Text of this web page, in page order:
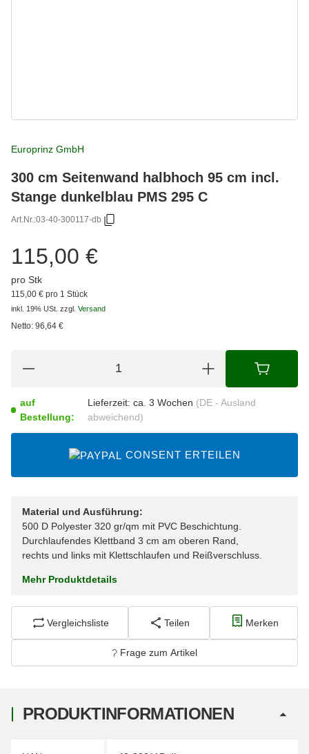
Europrinz GmbH
300 cm Seitenwand halbhoch 95 cm incl.
Stange dunkelblau PMS 295 C
Art.Nr.:03-40-300117-db
115,00 €
pro Stk
115,00 € pro 1 Stück
inkl. 19% USt. zzgl. Versand
Netto: 96,64 €
auf
Bestellung:
Lieferzeit: ca. 3 Wochen (DE - Ausland
abweichend)
CONSENT ERTEILEN
Material und Ausführung:
500 D Polyester 320 gr/qm mit PVC Beschichtung.
Durchlaufendes Klettband 3 cm am oberen Rand,
rechts und links mit Klettschlaufen und Reißverschluss.
Mehr Produktdetails
Vergleichsliste Teilen Merken
Frage zum Artikel
PRODUKTINFORMATIONEN